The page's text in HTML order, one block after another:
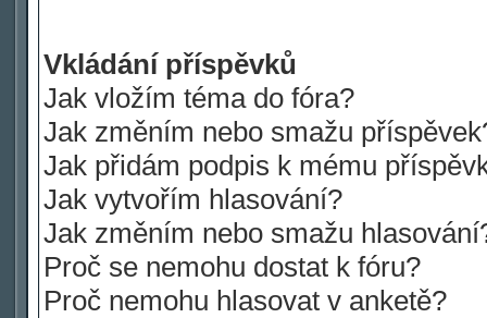
Vkládání příspěvků
Jak vložím téma do fóra?
Jak změním nebo smažu
Jak přidám podpis k mému
Jak vytvořím hlasování?
Jak změním nebo smažu
Proč se nemohu dostat k fóru?
Proč nemohu hlasovat v anketě?